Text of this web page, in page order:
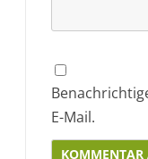
E-Mail.